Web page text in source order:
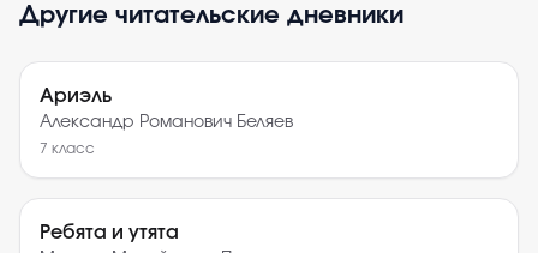
Другие читательские дневники
Ариэль
Александр Романович Беляев
7 класс
Ребята и утята